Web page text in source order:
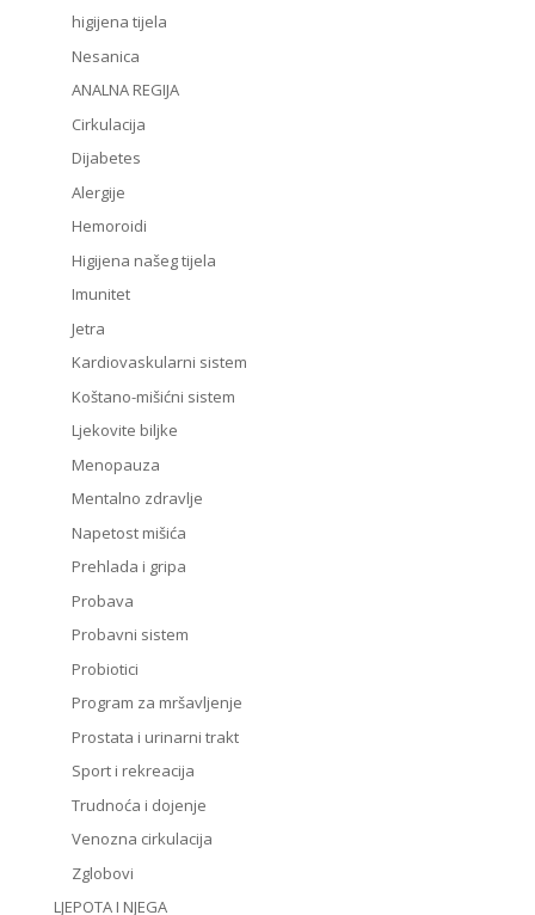
higijena tijela
Nesanica
ANALNA REGIJA
Cirkulacija
Dijabetes
Alergije
Hemoroidi
Higijena našeg tijela
Imunitet
Jetra
Kardiovaskularni sistem
Koštano-mišićni sistem
Ljekovite biljke
Menopauza
Mentalno zdravlje
Napetost mišića
Prehlada i gripa
Probava
Probavni sistem
Probiotici
Program za mršavljenje
Prostata i urinarni trakt
Sport i rekreacija
Trudnoća i dojenje
Venozna cirkulacija
Zglobovi
LJEPOTA I NJEGA